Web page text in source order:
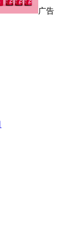
广告